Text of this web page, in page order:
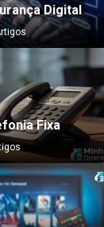
Digital
Fixa